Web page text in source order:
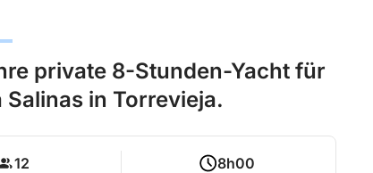
private 8-Stunden-Yacht für
in Torrevieja.
12 8h00